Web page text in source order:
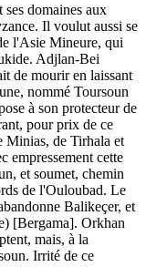
domaines aux
Il voulut aussi se
l'Asie Mineure, qui
Adjlan-Bei
de mourir en laissant
nommé Toursoun
à son protecteur de
pour prix de ce
Minias, de Tirhala et
empressement cette
et soumet, chemin
de l'Ouloubad. Le
Balikeçer, et
[Bergama]. Orkhan
mais, à la
Irrité de ce